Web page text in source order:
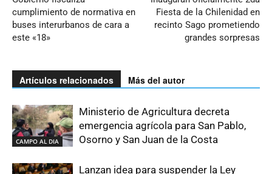
cumplimiento de normativa en
buses interurbanos de cara a
este «18»
Fiesta de la Chilenidad en
recinto Sago prometiendo
grandes sorpresas
Artículos relacionados Más del autor
CAMPO AL DIA
Ministerio de Agricultura decreta
emergencia agrícola para San Pablo,
Osorno y San Juan de la Costa
Lanzan idea para suspender la Ley